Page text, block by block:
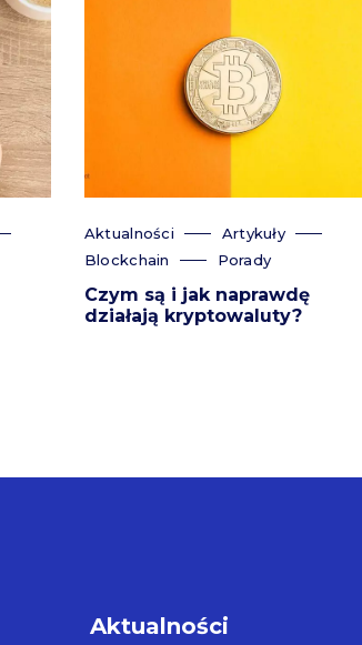
Aktualności
Artykuły
Blockchain
Porady
Czym są i jak naprawdę
działają kryptowaluty?
Aktualności